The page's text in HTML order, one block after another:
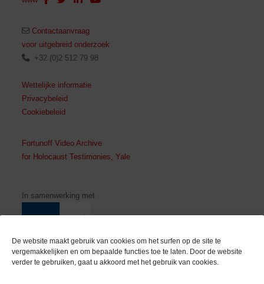
De website maakt gebruik van cookies om het surfen op de site te
vergemakkelijken en om bepaalde functies toe te laten. Door de website
verder te gebruiken, gaat u akkoord met het gebruik van cookies.
Contactaanvraag
voor uitgebreid onderzoek
+32 (0)2 512 79 98
Wettelijke informatie
Privacybeleid
Cookiebeleid
Fortunoff Video Archive
for Holocaust Testimonies, Yale
In samenwerking met